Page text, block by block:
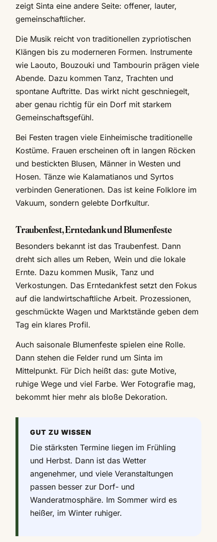
zeigt Sinta eine andere Seite: offener, lauter,
gemeinschaftlicher.
Die Musik reicht von traditionellen zypriotischen
Klängen bis zu moderneren Formen. Instrumente
wie Laouto, Bouzouki und Tambourin prägen viele
Abende. Dazu kommen Tanz, Trachten und
spontane Auftritte. Das wirkt nicht geschniegelt,
aber genau richtig für ein Dorf mit starkem
Gemeinschaftsgefühl.
Bei Festen tragen viele Einheimische traditionelle
Kostüme. Frauen erscheinen oft in langen Röcken
und bestickten Blusen, Männer in Westen und
Hosen. Tänze wie Kalamatianos und Syrtos
verbinden Generationen. Das ist keine Folklore im
Vakuum, sondern gelebte Dorfkultur.
Traubenfest, Erntedank und Blumenfeste
Besonders bekannt ist das Traubenfest. Dann
dreht sich alles um Reben, Wein und die lokale
Ernte. Dazu kommen Musik, Tanz und
Verkostungen. Das Erntedankfest setzt den Fokus
auf die landwirtschaftliche Arbeit. Prozessionen,
geschmückte Wagen und Marktstände geben dem
Tag ein klares Profil.
Auch saisonale Blumenfeste spielen eine Rolle.
Dann stehen die Felder rund um Sinta im
Mittelpunkt. Für Dich heißt das: gute Motive,
ruhige Wege und viel Farbe. Wer Fotografie mag,
bekommt hier mehr als bloße Dekoration.
GUT ZU WISSEN
Die stärksten Termine liegen im Frühling
und Herbst. Dann ist das Wetter
angenehmer, und viele Veranstaltungen
passen besser zur Dorf- und
Wanderatmosphäre. Im Sommer wird es
heißer, im Winter ruhiger.